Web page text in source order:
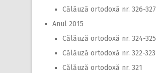
Călăuză ortodoxă nr. 326-327
Anul 2015
Călăuză ortodoxă nr. 324-325
Călăuză ortodoxă nr. 322-323
Călăuză ortodoxă nr. 321